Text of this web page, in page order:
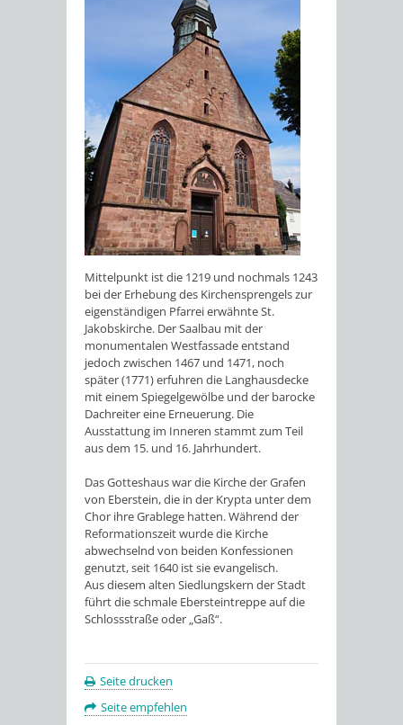
Mittelpunkt ist die 1219 und nochmals 1243
bei der Erhebung des Kirchensprengels zur
eigenständigen Pfarrei erwähnte St.
Jakobskirche. Der Saalbau mit der
monumentalen Westfassade entstand
jedoch zwischen 1467 und 1471, noch
später (1771) erfuhren die Langhausdecke
mit einem Spiegelgewölbe und der barocke
Dachreiter eine Erneuerung. Die
Ausstattung im Inneren stammt zum Teil
aus dem 15. und 16. Jahrhundert.
Das Gotteshaus war die Kirche der Grafen
von Eberstein, die in der Krypta unter dem
Chor ihre Grablege hatten. Während der
Reformationszeit wurde die Kirche
abwechselnd von beiden Konfessionen
genutzt, seit 1640 ist sie evangelisch.
Aus diesem alten Siedlungskern der Stadt
führt die schmale Ebersteintreppe auf die
Schlossstraße oder „Gaß“.
Seite drucken
Seite empfehlen